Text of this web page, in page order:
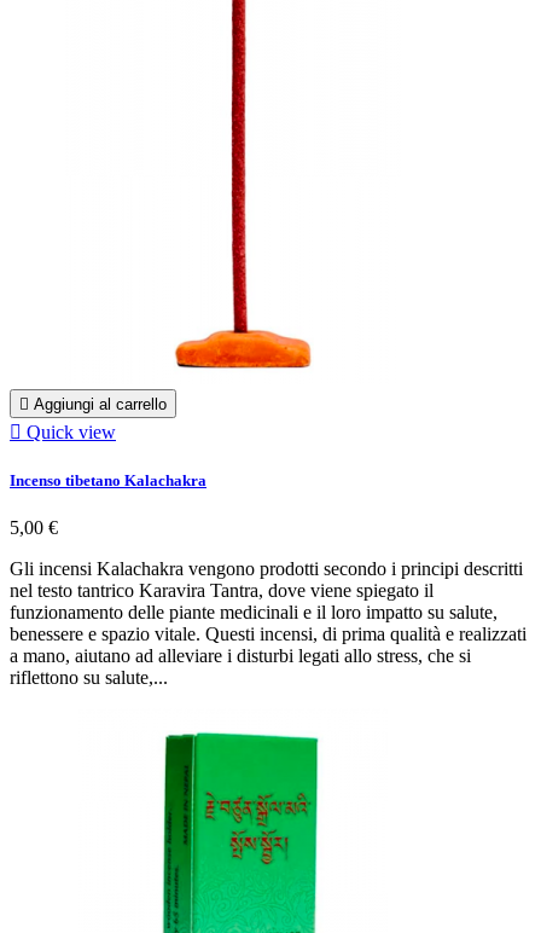
 Aggiungi al carrello
 Quick view
Incenso tibetano Kalachakra
5,00 €
Gli incensi Kalachakra vengono prodotti secondo i principi descritti
nel testo tantrico Karavira Tantra, dove viene spiegato il
funzionamento delle piante medicinali e il loro impatto su salute,
benessere e spazio vitale. Questi incensi, di prima qualità e realizzati
a mano, aiutano ad alleviare i disturbi legati allo stress, che si
riflettono su salute,...